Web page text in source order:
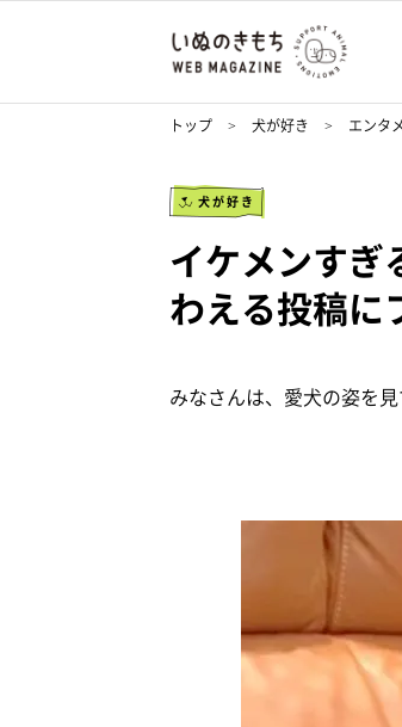
トップ 犬が好き エンタ
犬が好き
イケメンす
わえる投稿
みなさんは、愛犬の姿を